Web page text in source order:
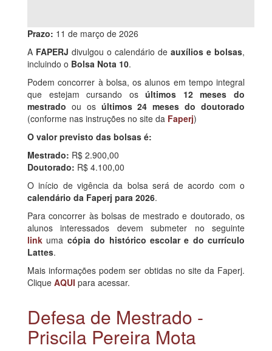
Prazo: 11 de março de 2026
A FAPERJ divulgou o calendário de auxílios e bolsas,
incluindo o Bolsa Nota 10.
Podem concorrer à bolsa, os alunos em tempo integral
que estejam cursando osúltimos 12 meses do
mestrado ou os últimos 24 meses do doutorado
(conforme nas instruções no site da Faperj)
O valor previsto das bolsas é:
Mestrado: R$ 2.900,00
Doutorado: R$ 4.100,00
O início de vigência da bolsa será de acordo com o
calendário da Faperj para 2026.
Para concorrer às bolsas de mestrado e doutorado, os
alunos interessados devem submeter no seguinte
link uma cópia do histórico escolar e do currículo
Lattes.
Mais informações podem ser obtidas no site da Faperj.
Clique AQUI para acessar.
Defesa de Mestrado -
Priscila Pereira Mota